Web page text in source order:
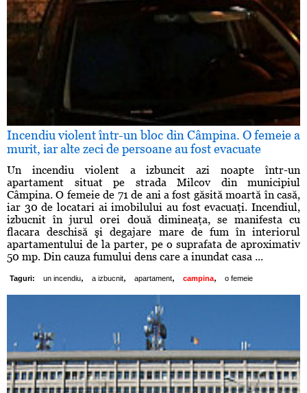
Incendiu violent într-un bloc din Câmpina. O femeie a
murit, iar alte zeci de persoane au fost evacuate
Un incendiu violent a izbuncit azi noapte într-un
apartament situat pe strada Milcov din municipiul
Câmpina. O femeie de 71 de ani a fost găsită moartă în casă,
iar 30 de locatari ai imobilului au fost evacuaţi. Incendiul,
izbucnit în jurul orei două dimineaţa, se manifesta cu
flacara deschisă şi degajare mare de fum în interiorul
apartamentului de la parter, pe o suprafata de aproximativ
50 mp. Din cauza fumului dens care a inundat casa ...
Taguri: un incendiu, a izbucnit, apartament, campina, o femeie